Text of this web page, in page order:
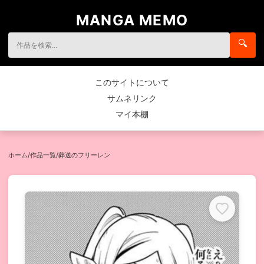
MANGA MEMO
🔍
このサイトについて
サムネリンク
マイ本棚
ホーム/作品一覧/葬送のフリーレン